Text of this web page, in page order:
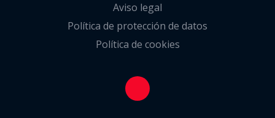
Aviso legal
Política de protección de datos
Política de cookies